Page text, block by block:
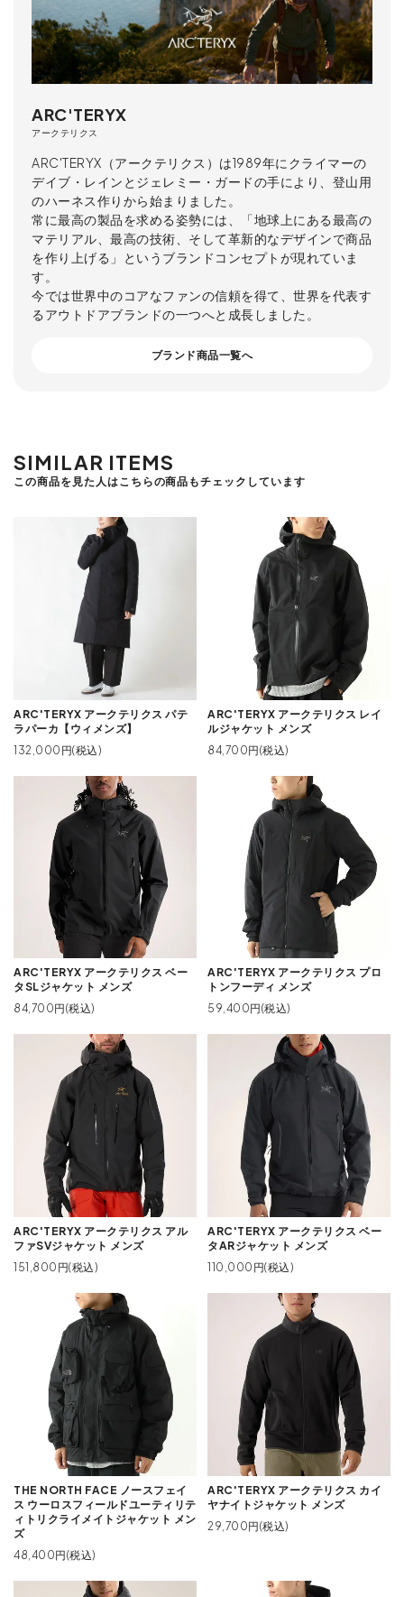
ARC'TERYX
アークテリクス
ARC'TERYX（アークテリクス）は1989年にクライマーの
デイブ・レインとジェレミー・ガードの手により、登山用
のハーネス作りから始まりました。
常に最高の製品を求める姿勢には、「地球上にある最高の
マテリアル、最高の技術、そして革新的なデザインで商品
を作り上げる」というブランドコンセプトが現れていま
す。
今では世界中のコアなファンの信頼を得て、世界を代表す
るアウトドアブランドの一つへと成長しました。
ブランド商品一覧へ
SIMILAR ITEMS
この商品を見た人はこちらの商品もチェックしています
ARC'TERYX アークテリクス パテ
ラパーカ【ウィメンズ】
132,000円(税込)
ARC'TERYX アークテリクス レイ
ルジャケット メンズ
84,700円(税込)
ARC'TERYX アークテリクス ベー
タSLジャケット メンズ
84,700円(税込)
ARC'TERYX アークテリクス プロ
トンフーディ メンズ
59,400円(税込)
ARC'TERYX アークテリクス アル
ファSVジャケット メンズ
151,800円(税込)
ARC'TERYX アークテリクス ベー
タARジャケット メンズ
110,000円(税込)
THE NORTH FACE ノースフェイ
ス ウーロスフィールドユーティリテ
ィトリクライメイトジャケット メン
ズ
48,400円(税込)
ARC'TERYX アークテリクス カイ
ヤナイトジャケット メンズ
29,700円(税込)